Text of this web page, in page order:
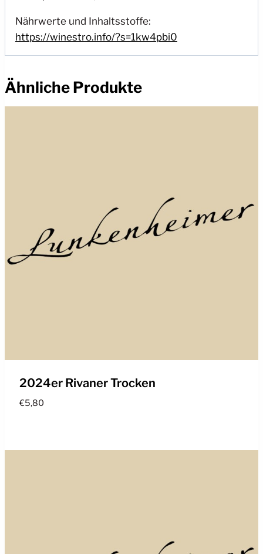
Nährwerte und Inhaltsstoffe:
https://winestro.info/?s=1kw4pbi0
Ähnliche Produkte
2024er Rivaner Trocken
€5,80